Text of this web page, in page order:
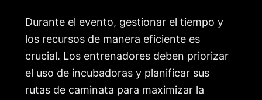
Durante el evento, gestionar el tiempo y
los recursos de manera eficiente es
crucial. Los entrenadores deben priorizar
el uso de incubadoras y planificar sus
rutas de caminata para maximizar la